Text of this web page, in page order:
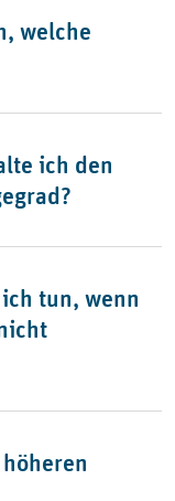
welche
ich den
tun, wenn